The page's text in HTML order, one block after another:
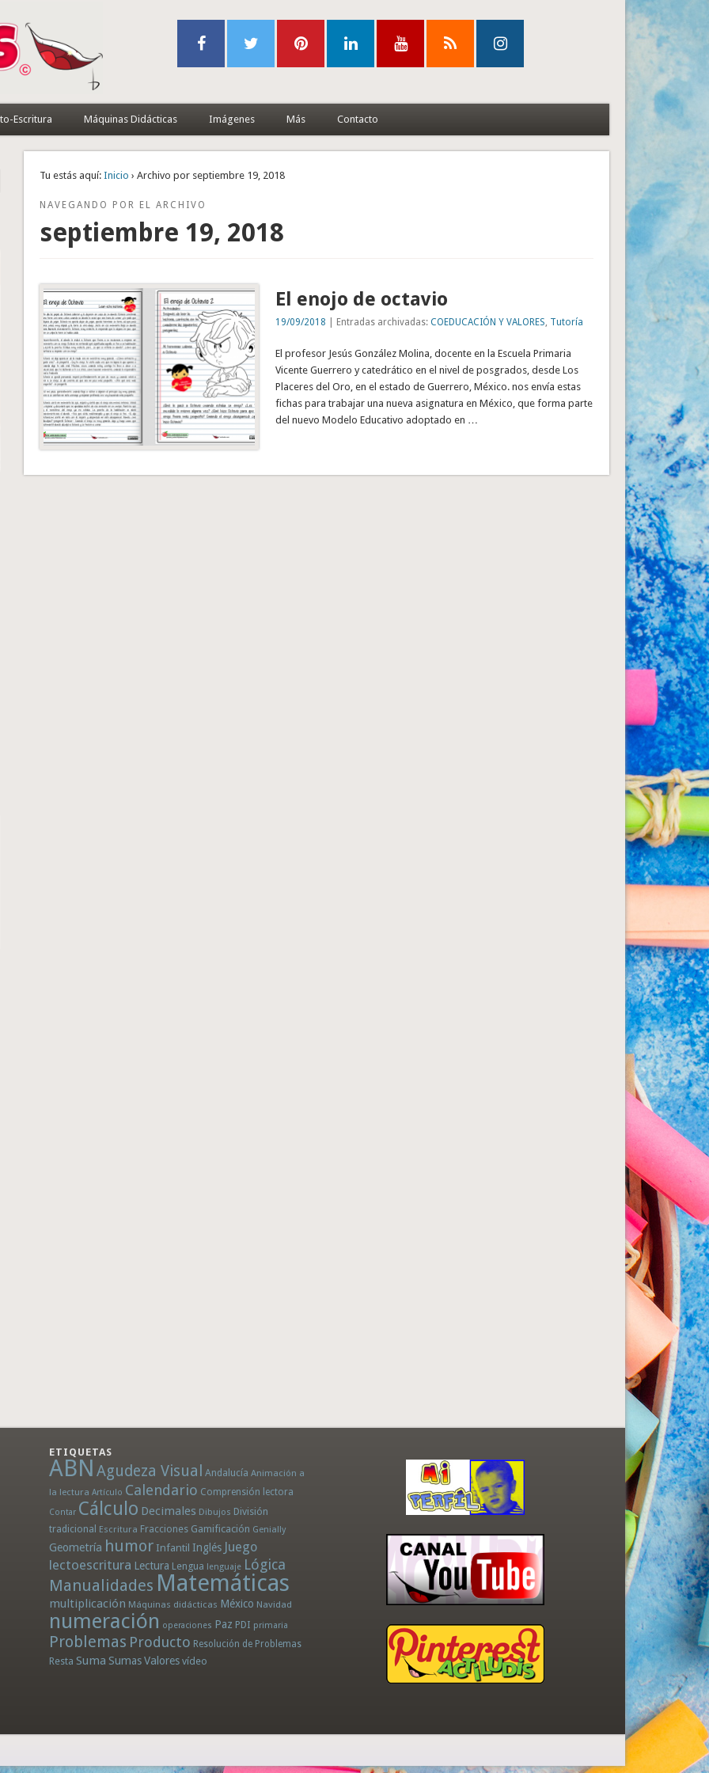
Escritura Máquinas Didácticas Imágenes Más Contacto
Tu estás aquí: Inicio › Archivo por septiembre 19, 2018
NAVEGANDO POR EL ARCHIVO
septiembre 19, 2018
El enojo de octavio
19/09/2018 | Entradas archivadas: COEDUCACIÓN Y VALORES Tutoría
El profesor Jesús González Molina, docente en la Escuela Primaria
Vicente Guerrero y catedrático en el nivel de posgrados, desde Los
Placeres del Oro, en el estado de Guerrero, México. nos envía estas
fichas para trabajar una nueva asignatura en México, que forma parte
del nuevo Modelo Educativo adoptado en …
ETIQUETAS
ABN Agudeza Visual Andalucía Animación a
la lectura Artículo Calendario Comprensión lectora
Contar Cálculo Decimales Dibujos División
tradicional Escritura Fracciones Gamificación Genially
Geometría humor Infantil Inglés Juego
lectoescritura Lectura Lengua lenguaje Lógica
Manualidades Matemáticas
multiplicación Máquinas didácticas México Navidad
numeración operaciones Paz PDI primaria
Problemas Producto Resolución de Problemas
Resta Suma SumasValores vídeo